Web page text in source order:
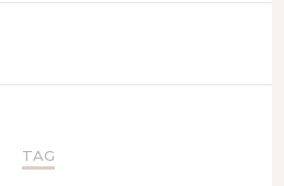
TAG